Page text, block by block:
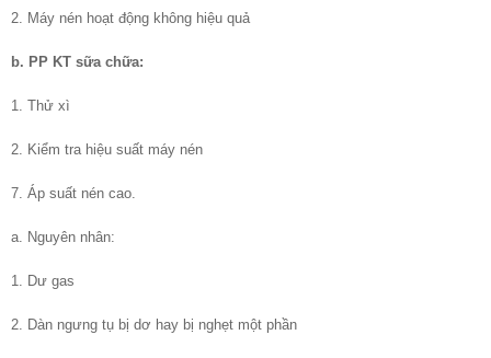
2. Máy nén hoạt động không hiệu quả
b. PP KT sữa chữa:
1. Thử xì
2. Kiểm tra hiệu suất máy nén
7. Áp suất nén cao.
a. Nguyên nhân:
1. Dư gas
2. Dàn ngưng tụ bị dơ hay bị nghẹt một phần